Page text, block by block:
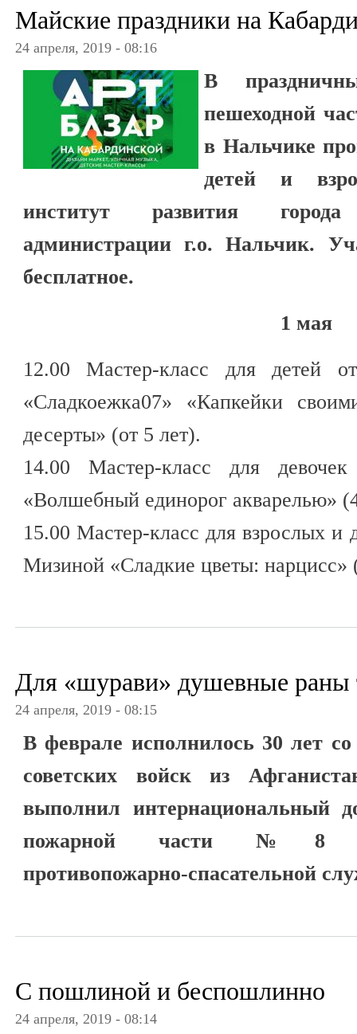
Майские праздники на
24 апреля, 2019 - 08:16
В
пешеходной
в Нальчике
детей и
институт развития
администрации г.о. Нальчик.
бесплатное.
1 мая
12.00 Мастер-класс для детей
«Сладкоежка07» «Капкейки
десерты» (от 5 лет).
14.00 Мастер-класс для
«Волшебный единорог акварелью»
15.00 Мастер-класс для взрослых и
Мизиной «Сладкие цветы: нарцисс»
Для «шурави» душевные раны
24 апреля, 2019 - 08:15
В феврале исполнилось 30 лет
советских войск из
выполнил интернациональный
пожарной части №8
противопожарно-спасательной
С пошлиной и беспошлинно
24 апреля, 2019 - 08:14